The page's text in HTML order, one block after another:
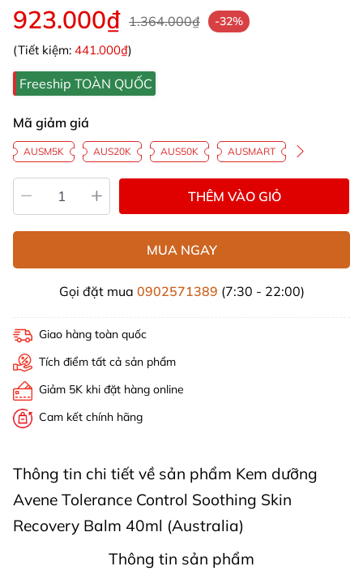
923.000₫ 1.364.000₫ -32%
(Tiết kiệm: 441.000₫)
Freeship TOÀN QUỐC
Mã giảm giá
AUSM5K AUS20K AUS50K AUSMART
THÊM VÀO GIỎ
MUA NGAY
Gọi đặt mua 0902571389 (7:30 - 22:00)
Giao hàng toàn quốc
Tích điểm tất cả sản phẩm
Giảm 5K khi đặt hàng online
Cam kết chính hãng
Thông tin chi tiết về sản phẩm Kem dưỡng
Avene Tolerance Control Soothing Skin
Recovery Balm 40ml (Australia)
Thông tin sản phẩm